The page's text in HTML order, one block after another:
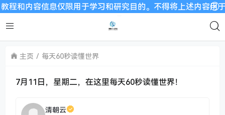
内容信息仅限用于学习和研究目的。不得将上述内容用于
主页 每天60秒读懂世界
7月11日，星期二，在这里每天60秒读懂世界！
清朝云